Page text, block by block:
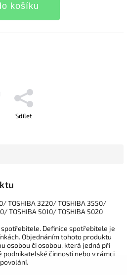
košíku
Sdílet
TOSHIBA 3220/ TOSHIBA 3550/
TOSHIBA 5010/ TOSHIBA 5020
Definice spotřebitele je
Objednáním tohoto produktu
osobou či osobou, která jedná při
podnikatelské činnosti nebo v rámci